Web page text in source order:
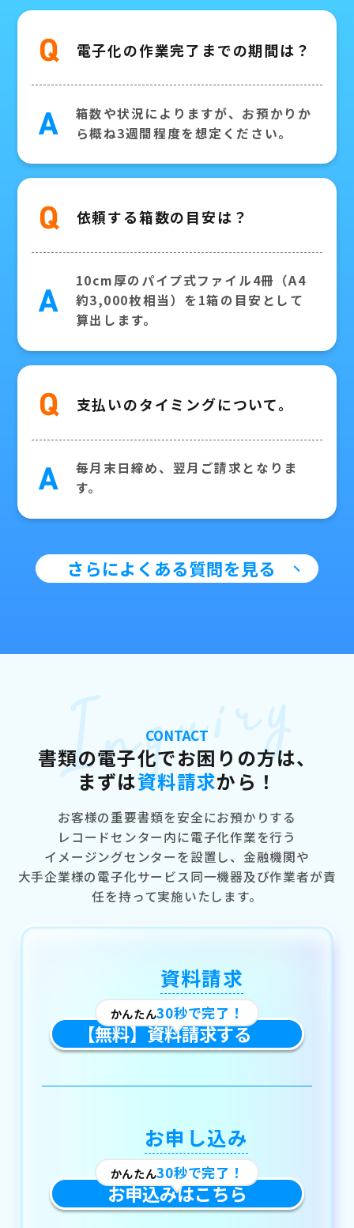
Q 電子化の作業完了までの期間は？
A
箱数や状況によりますが、お預かりか
ら概ね3週間程度を想定ください。
Q 依頼する箱数の目安は？
A
10cm厚のパイプ式ファイル4冊（A4
約3,000枚相当）を1箱の目安として
算出します。
Q 支払いのタイミングについて。
A
毎月末日締め、翌月ご請求となりま
す。
さらによくある質問を見る
CONTACT
書類の電子化でお困りの方は、
まずは資料請求から！
Inquiry
お客様の重要書類を安全にお預かりする
レコードセンター内に電子化作業を行う
イメージングセンターを設置し、 金融機関や
大手企業様の電子化サービス同一機器及び作業者が責
任を持って実施いたします。
資料請求
かんたん30秒で完了！
【無料】資料請求する
お申し込み
かんたん30秒で完了！
お申込みはこちら